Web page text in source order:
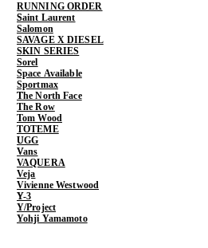
RUNNING ORDER
Saint Laurent
Salomon
SAVAGE X DIESEL
SKIN SERIES
Sorel
Space Available
Sportmax
The North Face
The Row
Tom Wood
TOTEME
UGG
Vans
VAQUERA
Veja
Vivienne Westwood
Y-3
Y/Project
Yohji Yamamoto